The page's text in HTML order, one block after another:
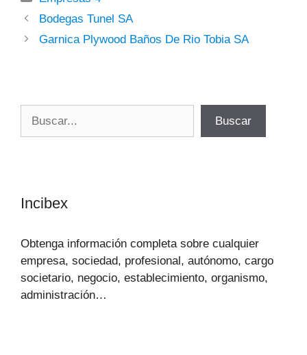
Bodegas Tunel SA
Garnica Plywood Baños De Rio Tobia SA
Buscar
Incibex
Obtenga información completa sobre cualquier
empresa, sociedad, profesional, autónomo, cargo
societario, negocio, establecimiento, organismo,
administración…